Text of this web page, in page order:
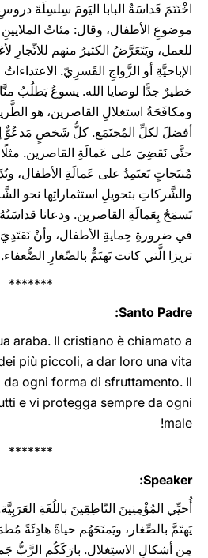
اخْتَتَمَ قَداسَةُ البابا اليَومَ سِلسِلَةَ
موضوعِ الأطفال، وقال: مئاتُ
للعمل، ويَتَعَرَّضُ الكثيرُ منهم للاتِّجارِ
الإباحيَّةِ أو الزَّواجِ القَسرِيّ.
خطيرٌ جدًّا لوصايا الله. يسوعُ يَطلُبُ
ومكافَحَةُ استغلالِ القاصرين، هو
أفضلَ لكلِّ المُجتَمَع. كلُّ شَخصٍ مَدعُوٌّ
حتَّى نَقضِيَ على عَمالَةِ القاصرين.
مُنتَجاتٍ تَعتَمِدُ على عَمالَةِ الأطفال،
والشَّركاتِ بتحويلِ استثماراتِها نحو
تَسمَحُ بِعَمالَةِ القاصرين. ودعانا
في ضرورةِ حِمايةِ الأطفال، وأنْ نَقتَدِيَ
تريزا الَّتي كانت تَهتَمُّ بالصِّغارِ الضُّعفاء.
*******
Santo Padre:
araba. Il cristiano è chiamato a
più piccoli, a dar loro una vita
da ogni forma di sfruttamento. Il
e vi protegga ‎sempre da ogni
male‎‎‎‏!
*******
Speaker:
أُحيِّي المُؤْمِنِينَ النّاطِقِينَ باللُغَةِ
يَهتَمَّ بالصِّغار، ويَمنَحَهُم حياةً هادِئَةً
مِن أشكالِ الاستِغلال. بارَكَكُم الرَّبُّ